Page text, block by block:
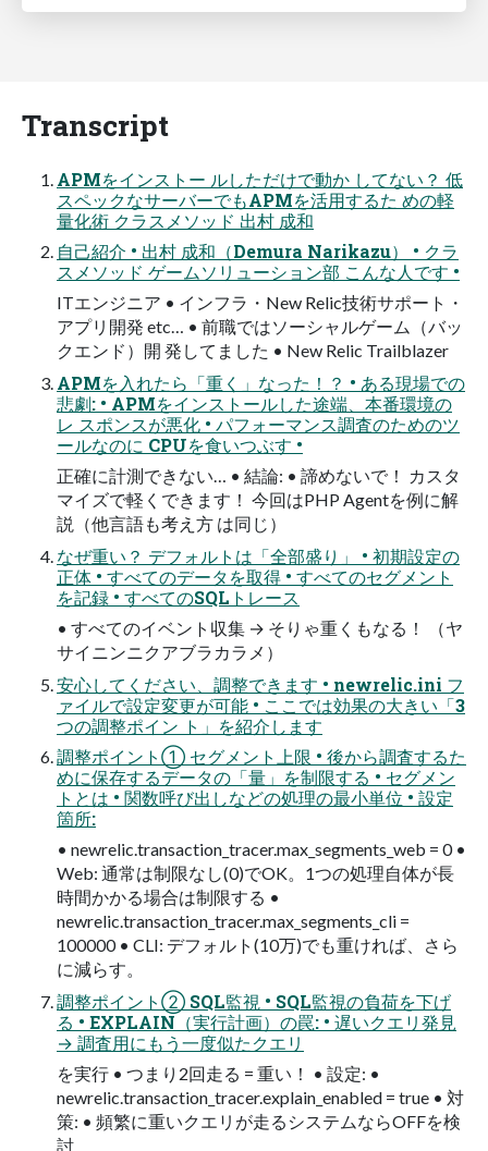
Transcript
APMをインストー ルしただけで動か してない？ 低
スペックなサーバーでもAPMを活用するた めの軽
量化術 クラスメソッド 出村 成和
自己紹介 • 出村 成和（Demura Narikazu） • クラ
スメソッド ゲームソリューション部 こんな人です •
ITエンジニア • インフラ・New Relic技術サポート・
アプリ開発 etc… • 前職ではソーシャルゲーム（バッ
クエンド）開 発してました • New Relic Trailblazer
APMを入れたら「重く」なった！？ • ある現場での
悲劇: • APMをインストールした途端、本番環境の
レ スポンスが悪化 • パフォーマンス調査のためのツ
ールなのに CPUを食いつぶす •
正確に計測できない… • 結論: • 諦めないで！ カスタ
マイズで軽くできます！ 今回はPHP Agentを例に解
説（他言語も考え方 は同じ）
なぜ重い？ デフォルトは「全部盛り」 • 初期設定の
正体 • すべてのデータを取得 • すべてのセグメント
を記録 • すべてのSQLトレース
• すべてのイベント収集 → そりゃ重くもなる！ （ヤ
サイニンニクアブラカラメ）
安心してください、調整できます • newrelic.ini フ
ァイルで設定変更が可能 • ここでは効果の大きい「3
つの調整ポイン ト」を紹介します
調整ポイント① セグメント上限 • 後から調査するた
めに保存するデータの「量」を制限する • セグメン
トとは • 関数呼び出しなどの処理の最小単位 • 設定
箇所:
• newrelic.transaction_tracer.max_segments_web = 0 •
Web: 通常は制限なし(0)でOK。1つの処理自体が長
時間かかる場合は制限する •
newrelic.transaction_tracer.max_segments_cli =
100000 • CLI: デフォルト(10万)でも重ければ、さら
に減らす。
調整ポイント② SQL監視 • SQL監視の負荷を下げ
る • EXPLAIN（実行計画）の罠: • 遅いクエリ発見
→ 調査用にもう一度似たクエリ
を実行 • つまり2回走る = 重い！ • 設定: •
newrelic.transaction_tracer.explain_enabled = true • 対
策: • 頻繁に重いクエリが走るシステムならOFFを検
討